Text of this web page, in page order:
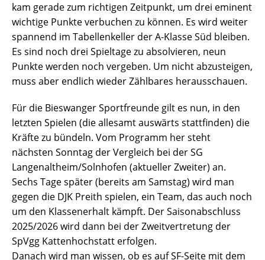
kam gerade zum richtigen Zeitpunkt, um drei eminent
wichtige Punkte verbuchen zu können. Es wird weiter
spannend im Tabellenkeller der A-Klasse Süd bleiben.
Es sind noch drei Spieltage zu absolvieren, neun
Punkte werden noch vergeben. Um nicht abzusteigen,
muss aber endlich wieder Zählbares herausschauen.
Für die Bieswanger Sportfreunde gilt es nun, in den
letzten Spielen (die allesamt auswärts stattfinden) die
Kräfte zu bündeln. Vom Programm her steht
nächsten Sonntag der Vergleich bei der SG
Langenaltheim/Solnhofen (aktueller Zweiter) an.
Sechs Tage später (bereits am Samstag) wird man
gegen die DJK Preith spielen, ein Team, das auch noch
um den Klassenerhalt kämpft. Der Saisonabschluss
2025/2026 wird dann bei der Zweitvertretung der
SpVgg Kattenhochstatt erfolgen.
Danach wird man wissen, ob es auf SF-Seite mit dem